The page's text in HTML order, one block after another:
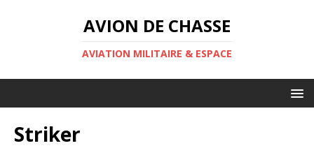
AVION DE CHASSE
AVIATION MILITAIRE & ESPACE
Striker